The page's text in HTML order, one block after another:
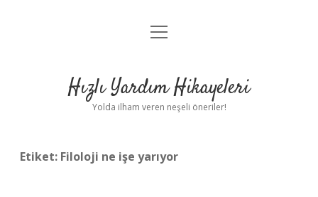
Anasayfa
Yasal Uyarı
menüyü
Hızlı Yardım Hikayeleri
Yolda ilham veren neşeli öneriler!
Etiket: Filoloji ne işe yarıyor